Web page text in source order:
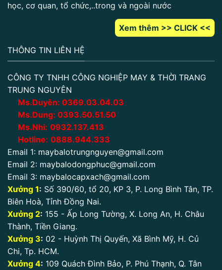
học, cơ quan, tổ chức,..trong và ngoài nước
Xem thêm >> CLICK <<
THÔNG TIN LIÊN HỆ
CÔNG TY TNHH CÔNG NGHIỆP MAY & THỜI TRANG
TRUNG NGUYÊN
Ms.Duyên: 0369.03.04.03
Ms.Dung: 0393.50.51.50
Ms.Nhi: 0932.137.413
Hotline: 0888.944.333
Email 1: maybalotrungnguyen@gmail.com
Email 2: maybalodongphuc@gmail.com
Email 3: maybalocapxach@gmail.com
Xưởng 1: Số 390/60, tổ 20, KP 3, P. Long Bình Tân, TP.
Biên Hoà, Tỉnh Đồng Nai.
Xưởng 2: 155 - Ấp Long Tường, X. Long An, H. Châu
Thành, Tiền Giang.
Xưởng 3: 02 - Huỳnh Thị Quyến, Xã Bình Mỹ, H. Củ
Chi, Tp. HCM.
Xưởng 4: 109 Quách Đình Bảo, P. Phú Thạnh, Q. Tân